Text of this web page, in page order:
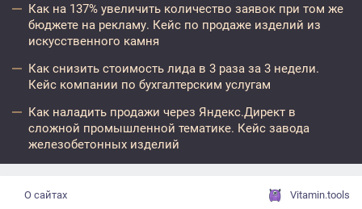
Как на 137% увеличить количество заявок при том же
бюджете на рекламу. Кейс по продаже изделий из
искусственного камня
Как снизить стоимость лида в 3 раза за 3 недели.
Кейс компании по бухгалтерским услугам
Как наладить продажи через Яндекс.Директ в
сложной промышленной тематике. Кейс завода
железобетонных изделий
О сайтах Vitamin.tools